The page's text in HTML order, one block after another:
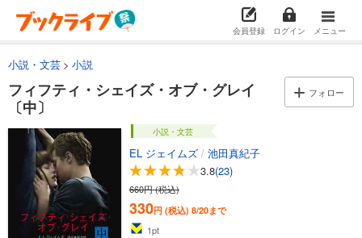
会員登録 ログイン メニュー
小説・文芸 小説
フィフティ・シェイズ・オブ・グレイ
〔中〕
フォロー
小説・文芸
EL ジェイムズ / 池田真紀子
3.8(23)
660円 (税込)
330円 (税込) 8/20まで
1pt